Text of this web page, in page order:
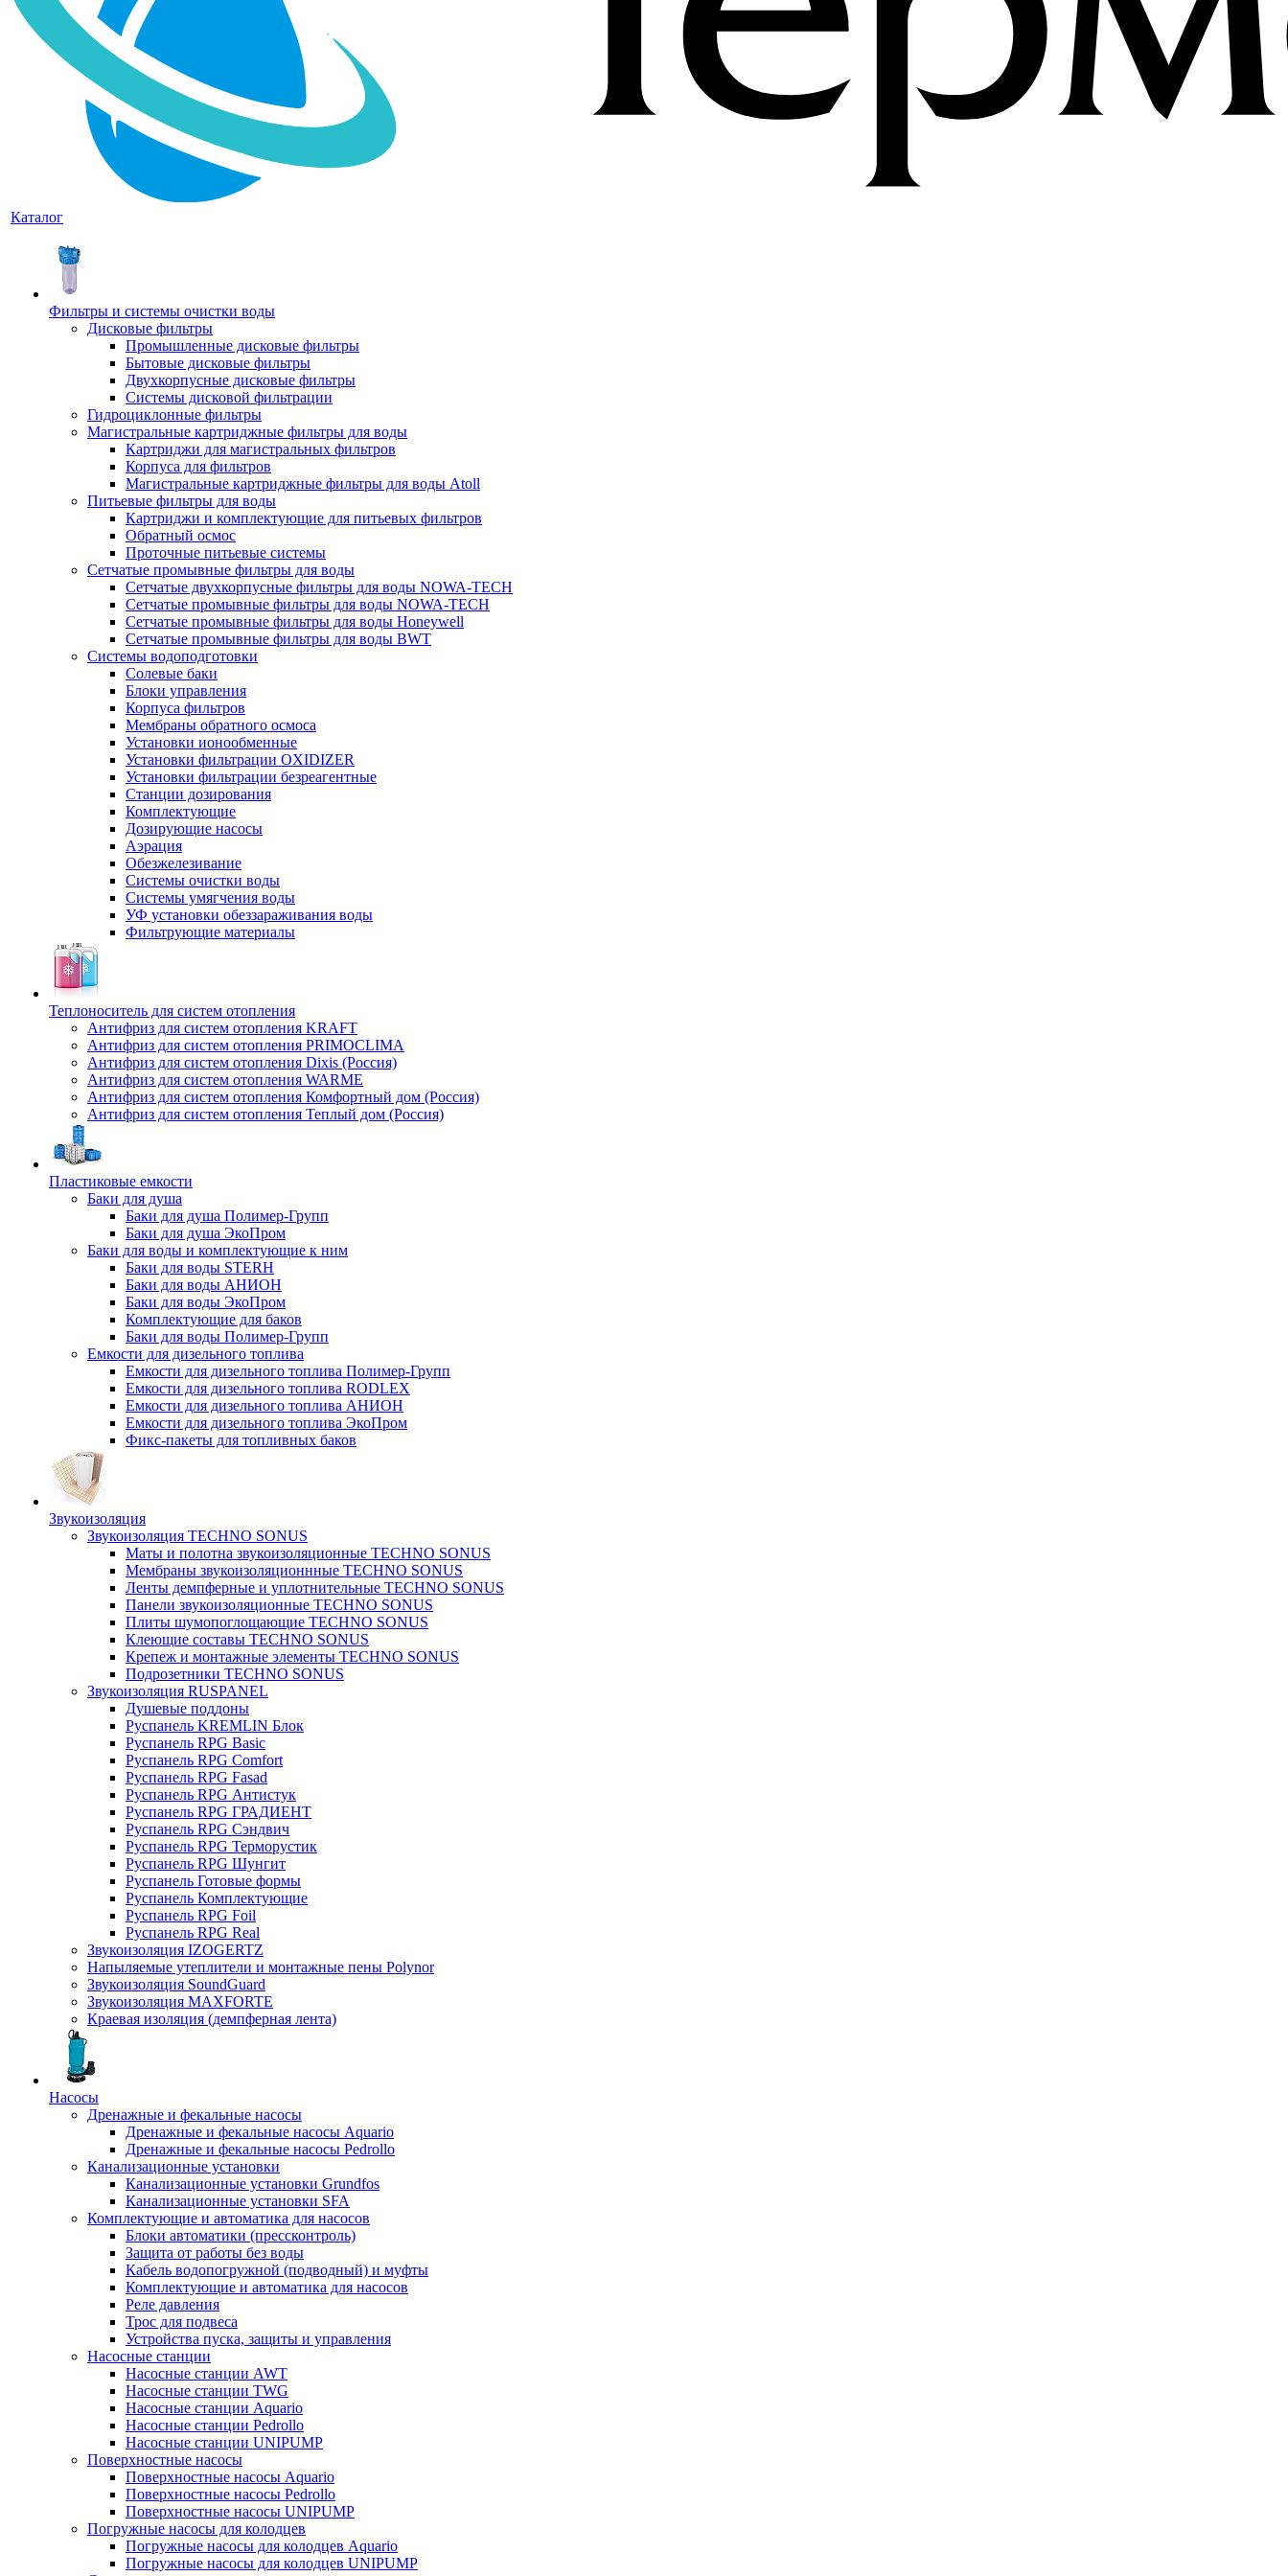
Каталог
Фильтры и системы очистки воды
Дисковые фильтры
Промышленные дисковые фильтры
Бытовые дисковые фильтры
Двухкорпусные дисковые фильтры
Системы дисковой фильтрации
Гидроциклонные фильтры
Магистральные картриджные фильтры для воды
Картриджи для магистральных фильтров
Корпуса для фильтров
Магистральные картриджные фильтры для воды Atoll
Питьевые фильтры для воды
Картриджи и комплектующие для питьевых фильтров
Обратный осмос
Проточные питьевые системы
Сетчатые промывные фильтры для воды
Сетчатые двухкорпусные фильтры для воды NOWA-TECH
Сетчатые промывные фильтры для воды NOWA-TECH
Сетчатые промывные фильтры для воды Honeywell
Сетчатые промывные фильтры для воды BWT
Системы водоподготовки
Солевые баки
Блоки управления
Корпуса фильтров
Мембраны обратного осмоса
Установки ионообменные
Установки фильтрации OXIDIZER
Установки фильтрации безреагентные
Станции дозирования
Комплектующие
Дозирующие насосы
Аэрация
Обезжелезивание
Системы очистки воды
Системы умягчения воды
УФ установки обеззараживания воды
Фильтрующие материалы
Теплоноситель для систем отопления
Антифриз для систем отопления KRAFT
Антифриз для систем отопления PRIMOCLIMA
Антифриз для систем отопления Dixis (Россия)
Антифриз для систем отопления WARME
Антифриз для систем отопления Комфортный дом (Россия)
Антифриз для систем отопления Теплый дом (Россия)
Пластиковые емкости
Баки для душа
Баки для душа Полимер-Групп
Баки для душа ЭкоПром
Баки для воды и комплектующие к ним
Баки для воды STERH
Баки для воды АНИОН
Баки для воды ЭкоПром
Комплектующие для баков
Баки для воды Полимер-Групп
Емкости для дизельного топлива
Емкости для дизельного топлива Полимер-Групп
Емкости для дизельного топлива RODLEX
Емкости для дизельного топлива АНИОН
Емкости для дизельного топлива ЭкоПром
Фикс-пакеты для топливных баков
Звукоизоляция
Звукоизоляция TECHNO SONUS
Маты и полотна звукоизоляционные TECHNO SONUS
Мембраны звукоизоляционнные TECHNO SONUS
Ленты демпферные и уплотнительные TECHNO SONUS
Панели звукоизоляционные TECHNO SONUS
Плиты шумопоглощающие TECHNO SONUS
Клеющие составы TECHNO SONUS
Крепеж и монтажные элементы TECHNO SONUS
Подрозетники TECHNO SONUS
Звукоизоляция RUSPANEL
Душевые поддоны
Руспанель KREMLIN Блок
Руспанель RPG Basic
Руспанель RPG Comfort
Руспанель RPG Fasad
Руспанель RPG Антистук
Руспанель RPG ГРАДИЕНТ
Руспанель RPG Сэндвич
Руспанель RPG Терморустик
Руспанель RPG Шунгит
Руспанель Готовые формы
Руспанель Комплектующие
Руспанель RPG Foil
Руспанель RPG Real
Звукоизоляция IZOGERTZ
Напыляемые утеплители и монтажные пены Polynor
Звукоизоляция SoundGuard
Звукоизоляция MAXFORTE
Краевая изоляция (демпферная лента)
Насосы
Дренажные и фекальные насосы
Дренажные и фекальные насосы Aquario
Дренажные и фекальные насосы Pedrollo
Канализационные установки
Канализационные установки Grundfos
Канализационные установки SFA
Комплектующие и автоматика для насосов
Блоки автоматики (прессконтроль)
Защита от работы без воды
Кабель водопогружной (подводный) и муфты
Комплектующие и автоматика для насосов
Реле давления
Трос для подвеса
Устройства пуска, защиты и управления
Насосные станции
Насосные станции AWT
Насосные станции TWG
Насосные станции Aquario
Насосные станции Pedrollo
Насосные станции UNIPUMP
Поверхностные насосы
Поверхностные насосы Aquario
Поверхностные насосы Pedrollo
Поверхностные насосы UNIPUMP
Погружные насосы для колодцев
Погружные насосы для колодцев Aquario
Погружные насосы для колодцев UNIPUMP